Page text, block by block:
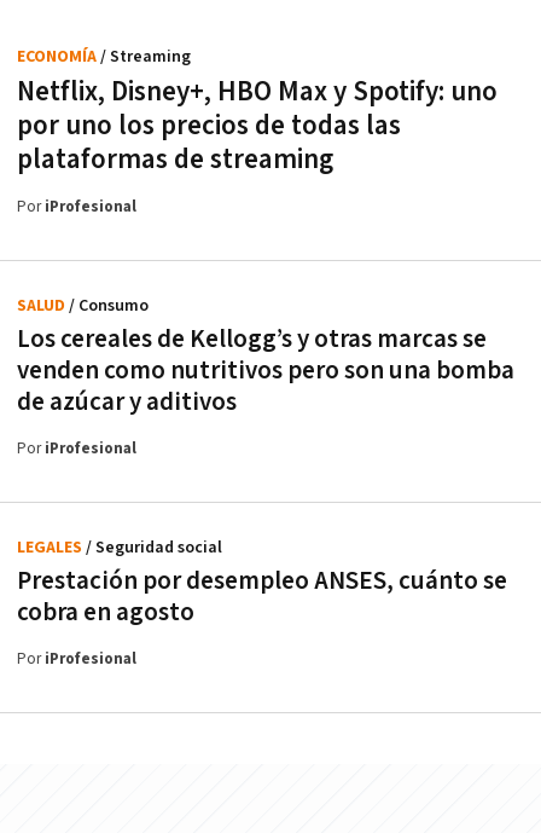
Netflix, Disney+, HBO Max y Spotify: uno
por uno los precios de todas las
plataformas de streaming
ECONOMÍA/ Streaming
PoriProfesional
Los cereales de Kellogg’s y otras marcas se
venden como nutritivos pero son una bomba
de azúcar y aditivos
SALUD / Consumo
PoriProfesional
Prestación por desempleo ANSES, cuánto se
cobra en agosto
LEGALES / Seguridad social
PoriProfesional